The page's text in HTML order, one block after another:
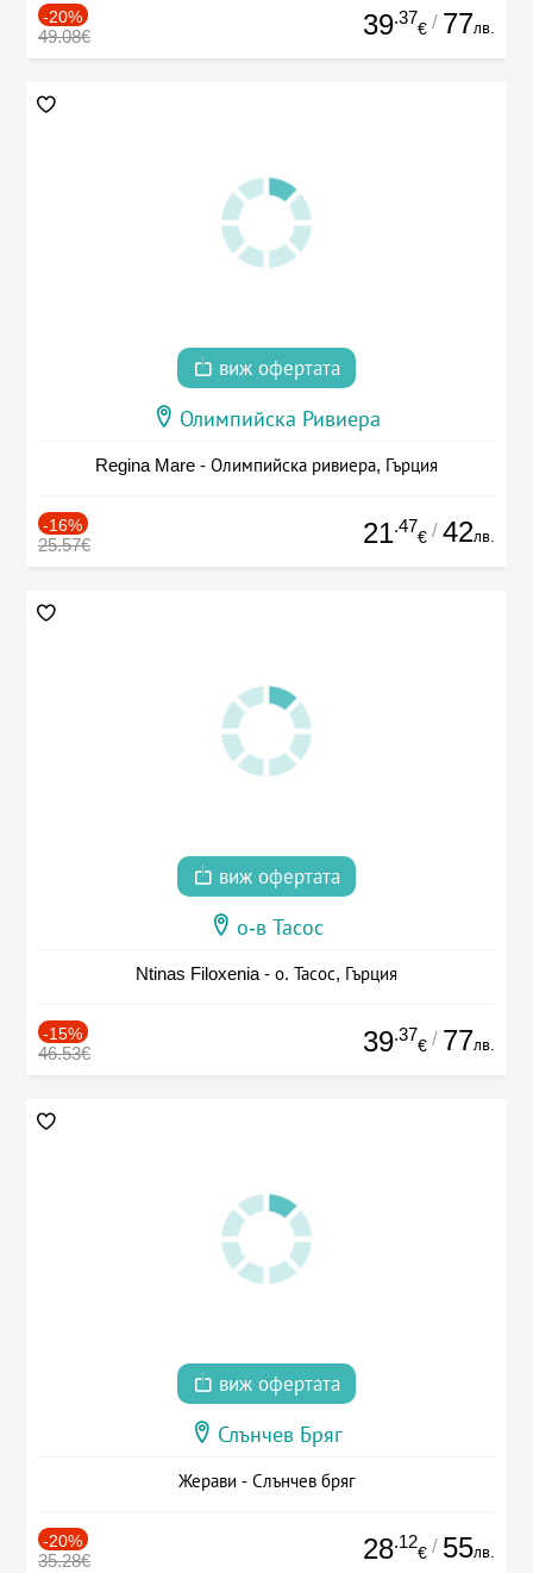
-20%
49.08€ 39.37
€ / 77лв.
виж офертата
Олимпийска Ривиера
Regina Mare - Олимпийска ривиера, Гърция
-16%
25.57€ 21.47
€ / 42лв.
виж офертата
о-в Тасос
Ntinas Filoxenia - о. Тасос, Гърция
-15%
46.53€ 39.37
€ / 77лв.
виж офертата
Слънчев Бряг
Жерави - Слънчев бряг
-20%
35.28€ 28.12
€ / 55лв.